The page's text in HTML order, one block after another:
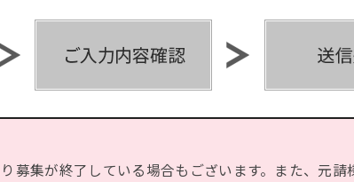
募集が終了している場合もございます。また、元